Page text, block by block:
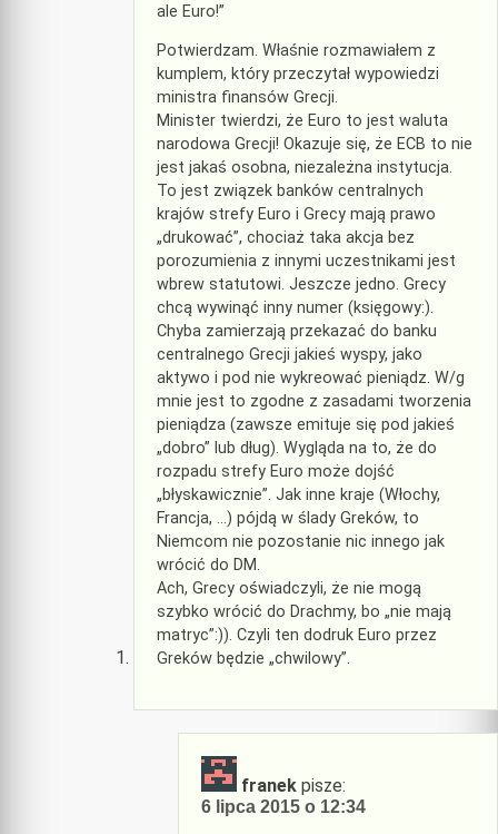
ale Euro!”
Potwierdzam. Właśnie rozmawiałem z
kumplem, który przeczytał wypowiedzi
ministra finansów Grecji.
Minister twierdzi, że Euro to jest waluta
narodowa Grecji! Okazuje się, że ECB to nie
jest jakaś osobna, niezależna instytucja.
To jest związek banków centralnych
krajów strefy Euro i Grecy mają prawo
„drukować”, chociaż taka akcja bez
porozumienia z innymi uczestnikami jest
wbrew statutowi. Jeszcze jedno. Grecy
chcą wywinąć inny numer (księgowy:).
Chyba zamierzają przekazać do banku
centralnego Grecji jakieś wyspy, jako
aktywo i pod nie wykreować pieniądz. W/g
mnie jest to zgodne z zasadami tworzenia
pieniądza (zawsze emituje się pod jakieś
„dobro” lub dług). Wygląda na to, że do
rozpadu strefy Euro może dojść
„błyskawicznie”. Jak inne kraje (Włochy,
Francja, …) pójdą w ślady Greków, to
Niemcom nie pozostanie nic innego jak
wrócić do DM.
Ach, Grecy oświadczyli, że nie mogą
szybko wrócić do Drachmy, bo „nie mają
matryc”:)). Czyli ten dodruk Euro przez
Greków będzie „chwilowy”.
franek pisze:
6 lipca 2015 o 12:34